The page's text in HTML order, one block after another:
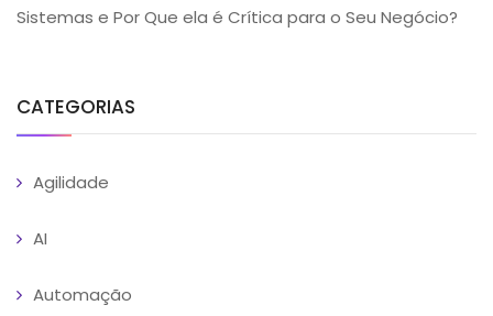
Sistemas e Por Que ela é Crítica para o Seu Negócio?
CATEGORIAS
Agilidade
AI
Automação